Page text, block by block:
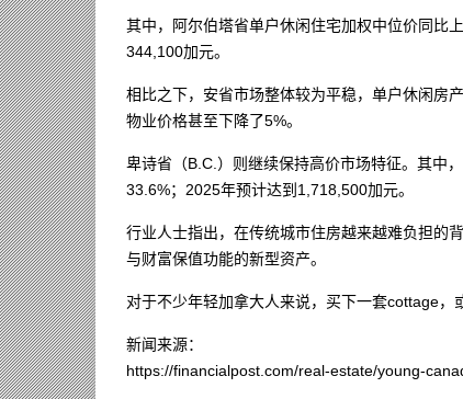
其中，阿尔伯塔省单户休闲住宅加权中位价同比
344,100加元。
相比之下，安省市场整体较为平稳，单户休闲房
物业价格甚至下降了5%。
卑诗省（B.C.）则继续保持高价市场特征。其中
33.6%；2025年预计达到1,718,500加元。
行业人士指出，在传统城市住房越来越难负担的
与财富保值功能的新型资产。
对于不少年轻加拿大人来说，买下一套cottage，
新闻来源：
https://financialpost.com/real-estate/young-